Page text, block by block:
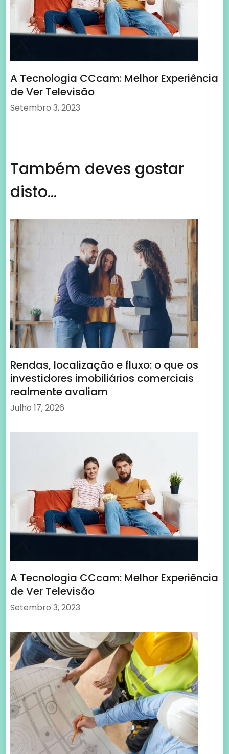
Também deves gostar
disto...
Rendas, localização e fluxo: o que os
investidores imobiliários comerciais
realmente avaliam
Julho 17, 2026
A Tecnologia CCcam: Melhor Experiência
de Ver Televisão
Setembro 3, 2023
Inovação e desenvolvimento na
construção: soluções modernas para
telhados mais eficientes
Fevereiro 10, 2026